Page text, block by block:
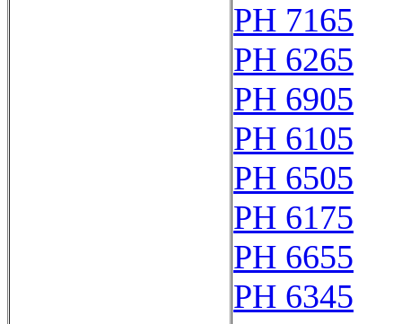
PH 7165
PH 6265
PH 6905
PH 6105
PH 6505
PH 6175
PH 6655
PH 6345